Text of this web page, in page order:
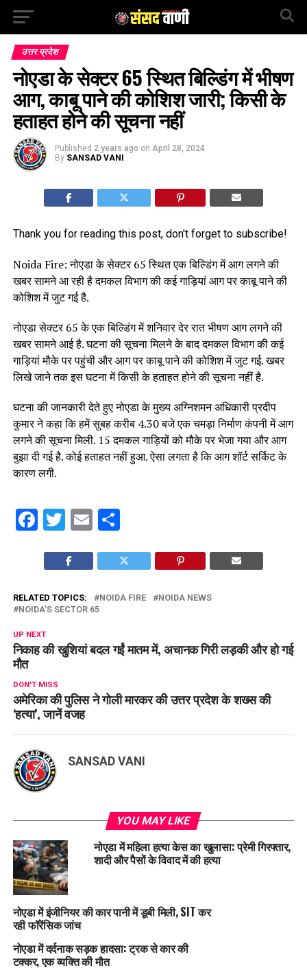
उत्तर प्रदेश
नोएडा के सेक्टर 65 स्थित बिल्डिंग में भीषण
आग, काबू पाने की कोशिश जारी; किसी के
हताहत होने की सूचना नहीं
Published 2 years ago on April 28, 2024
By SANSAD VANI
Thank you for reading this post, don't forget to subscribe!
Noida Fire: नोएडा के सेक्टर 65 स्थित एक बिल्डिंग में आग लगने की
खबर सामने आ रही है दमकल विभाग की कई गाड़ियां आग पर काबू पाने की
कोशिश में जुट गई है.
नोएडा सेक्टर 65 के एक बिल्डिंग में शनिवार देर रात भीषण आग लगने की
खबर सामने आई है. घटना की सूचना मिलने के बाद दमकल विभाग की कई
गाड़ियां मौके पर पहुंची और आग पर काबू पाने की कोशिश में जुट गई. खबर
लिखे जाने तक इस घटना में किसी के हताहत होने की सूचना नहीं है.
घटना की जानकारी देते हुए नोएडा के मुख्य अग्निशमन अधिकारी प्रदीप
कुमार ने कहा कि हमें सुबह करीब 4.30 बजे एक चमड़ा निर्माण कंपनी में आग
लगने की सूचना मिली. 15 दमकल गाड़ियों को मौके पर भेजा गया और आग
बुझा दी गई है. कोई हताहत नहीं हुआ. ऐसा लगता है कि आग शॉर्ट सर्किट के
कारण लगी.
Facebook
Twitter
EmailShare
RELATED TOPICS: NOIDA FIRE
NOIDA NEWS
NOIDA'S SECTOR 65
UP NEXT
निकाह की खुशियां बदल गईं मातम में, अचानक गिरी लड़की और हो गई
मौत
DON'T MISS
अमेरिका की पुलिस ने गोली मारकर की उत्तर प्रदेश के शख्स की
‘हत्या’, जानें वजह
SANSAD VANI
YOU MAY LIKE
नोएडा में महिला हत्या केस का खुलासा: प्रेमी गिरफ्तार,
शादी और पैसों के विवाद में की हत्या
नोएडा में इंजीनियर की कार पानी में डूबी मिली, SIT कर
रही फॉरेंसिक जांच
नोएडा में दर्दनाक सड़क हादसा: ट्रक से कार की
टक्कर, एक व्यक्ति की मौत